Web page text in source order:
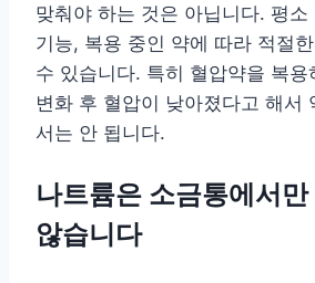
맞춰야 하는 것은 아닙니다. 평
기능, 복용 중인 약에 따라 적절
수 있습니다. 특히 혈압약을 복
변화 후 혈압이 낮아졌다고 해서
서는 안 됩니다.
나트륨은 소금통에서
않습니다